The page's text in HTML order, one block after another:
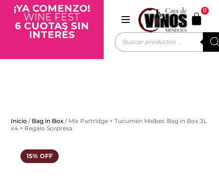
¡YA COMENZO!
WINE FEST
6 CUOTAS SIN
INTERÉS
0
15% OFF
Inicio / Bag in Box / Mix Partridge + Tucumén Malbec Bag in Box 3L
x4 + Regalo Sorpresa